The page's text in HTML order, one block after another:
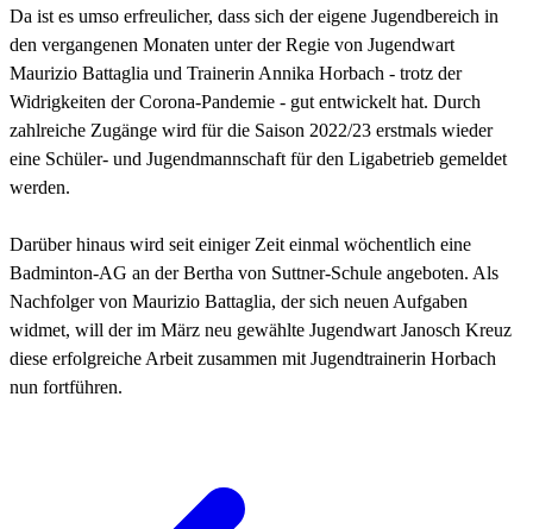
Da ist es umso erfreulicher, dass sich der eigene Jugendbereich in
den vergangenen Monaten unter der Regie von Jugendwart
Maurizio Battaglia und Trainerin Annika Horbach - trotz der
Widrigkeiten der Corona-Pandemie - gut entwickelt hat. Durch
zahlreiche Zugänge wird für die Saison 2022/23 erstmals wieder
eine Schüler- und Jugendmannschaft für den Ligabetrieb gemeldet
werden.
Darüber hinaus wird seit einiger Zeit einmal wöchentlich eine
Badminton-AG an der Bertha von Suttner-Schule angeboten. Als
Nachfolger von Maurizio Battaglia, der sich neuen Aufgaben
widmet, will der im März neu gewählte Jugendwart Janosch Kreuz
diese erfolgreiche Arbeit zusammen mit Jugendtrainerin Horbach
nun fortführen.